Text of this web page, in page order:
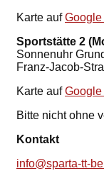
Karte aufGoogle
Sportstätte 2
Sonnenuhr
Franz-Jacob-
Karte aufGoogle
Bitte nicht ohne
Kontakt
info@sparta-tt-